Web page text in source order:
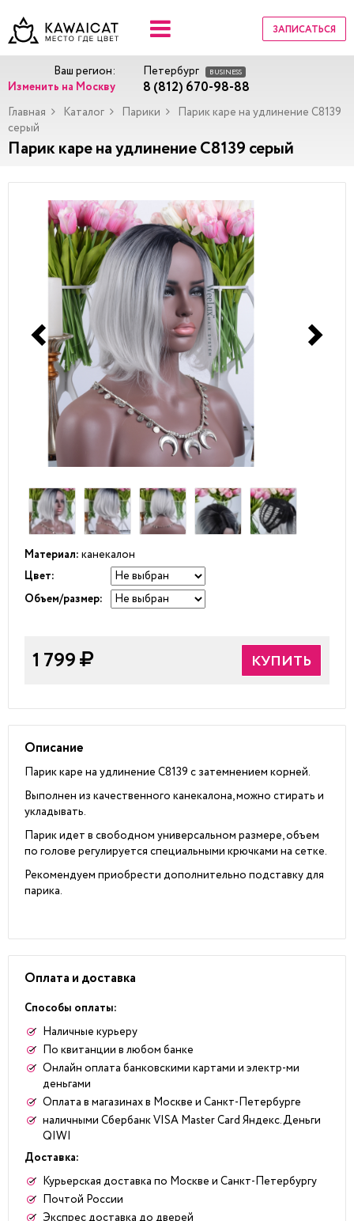
ЗАПИСАТЬСЯ
Ваш регион:
Изменить на Москву
Петербург BUSINESS
8 (812) 670-98-88
Главная Каталог Парики
Парик каре на удлинение C8139
серый
Парик каре на удлинение C8139 серый
Материал: канекалон
Цвет:
Объем/размер:
1 799 КУПИТЬ
Описание
Парик каре на удлинение C8139 с затемнением корней.
Выполнен из качественного канекалона, можно стирать и
укладывать.
Парик идет в свободном универсальном размере, объем
по голове регулируется специальными крючками на сетке.
Рекомендуем приобрести дополнительно подставку для
парика.
Оплата и доставка
Способы оплаты:
Наличные курьеру
По квитанции в любом банке
Онлайн оплата банковскими картами и электр-ми
деньгами
Оплата в магазинах в Москве и Санкт-Петербурге
наличными Сбербанк VISA Master Card Яндекс.Деньги
QIWI
Доставка:
Курьерская доставка по Москве и Санкт-Петербургу
Почтой России
Экспрес доставка до дверей